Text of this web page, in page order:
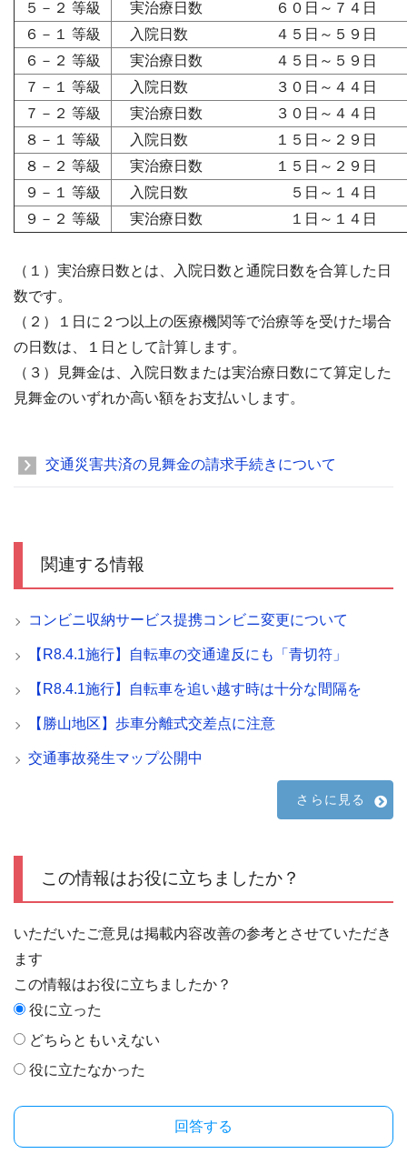
５－２ 等級
実治療日数 ６０日～７４日
６－１ 等級
入院日数 ４５日～５９日
６－２ 等級
実治療日数 ４５日～５９日
７－１ 等級
入院日数 ３０日～４４日
７－２ 等級
実治療日数 ３０日～４４日
８－１ 等級
入院日数 １５日～２９日
８－２ 等級
実治療日数 １５日～２９日
９－１ 等級
入院日数 ５日～１４日
９－２ 等級
実治療日数 １日～１４日
（１）実治療日数とは、入院日数と通院日数を合算した日
数です。
（２）１日に２つ以上の医療機関等で治療等を受けた場合
の日数は、１日として計算します。
（３）見舞金は、入院日数または実治療日数にて算定した
見舞金のいずれか高い額をお支払いします。
交通災害共済の見舞金の請求手続きについて
関連する情報
コンビニ収納サービス提携コンビニ変更について
【R8.4.1施行】自転車の交通違反にも「青切符」
【R8.4.1施行】自転車を追い越す時は十分な間隔を
【勝山地区】歩車分離式交差点に注意
交通事故発生マップ公開中
さらに見る
この情報はお役に立ちましたか？
いただいたご意見は掲載内容改善の参考とさせていただき
ます
この情報はお役に立ちましたか？
役に立った
どちらともいえない
役に立たなかった